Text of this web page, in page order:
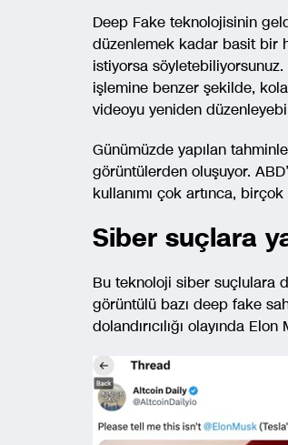
Deep Fake teknolojisinin
düzenlemek kadar basit bir
istiyorsa
işlemine benzer şekilde,
videoyu yeniden
Günümüzde yapılan
görüntülerden oluşuyor.
kullanımı çok artınca,
Siber suçlara
Bu teknoloji siber suçlulara
görüntülü bazı deep fake
dolandırıcılığı olayında